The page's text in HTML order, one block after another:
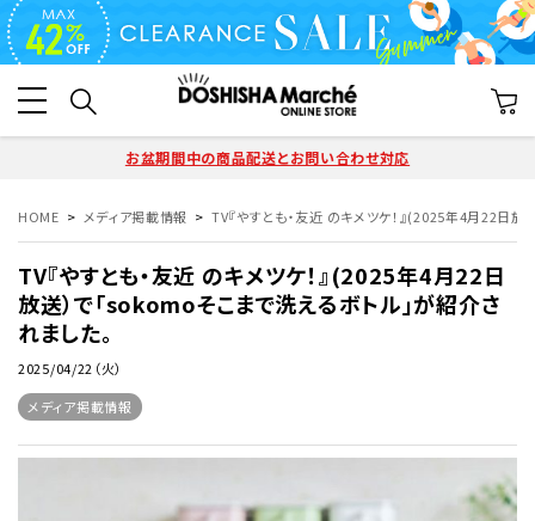
お盆期間中の商品配送とお問い合わせ対応
HOME メディア掲載情報 TV『やすとも・友近 のキメツケ！』(2025年4月22日
TV『やすとも・友近 のキメツケ！』(2025年4月22日
放送）で「sokomoそこまで洗えるボトル」が紹介さ
れました。
2025/04/22（火）
メディア掲載情報